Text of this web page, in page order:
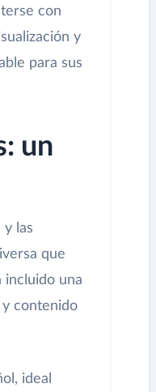
con
y
para sus
un
y las
que
incluido una
y contenido
ideal